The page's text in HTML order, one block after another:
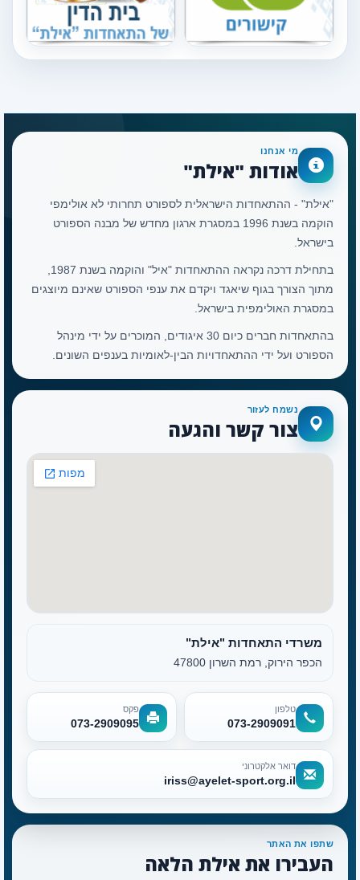
מי אנחנו
אודות "אילת"
"אילת" - ההתאחדות הישראלית לספורט תחרותי לא אולימפי
הוקמה בשנת 1996 במסגרת ארגון מחדש של מבנה הספורט
בישראל.
מתוך הצורך בגוף שיאגד ויקדם את ענפי הספורט שאינם מיוצגים
במסגרת האולימפית בישראל.
בהתאחדות חברים כיום 30 איגודים, המוכרים על ידי מינהל
הספורט ועל ידי ההתאחדויות הבין-לאומיות בענפים השונים.
נשמח לעזור
צור קשר והגעה
משרדי התאחדות "אילת"
הכפר הירוק, רמת השרון 47800
טלפון
073-2909091
פקס
073-2909095
דואר אלקטרוני
iriss@ayelet-sport.org.il
שתפו את האתר
העבירו את אילת הלאה